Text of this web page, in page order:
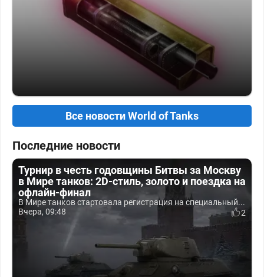
Все новости World of Tanks
Последние новости
Турнир в честь годовщины Битвы за Москву
в Мире танков: 2D-стиль, золото и поездка на
офлайн-финал
В Мире танков стартовала регистрация на специальный...
Вчера, 09:48
2